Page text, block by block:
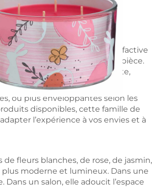
3 Avis clients
maison
de la maison. Cette famille olfactive
et de féminité à chaque pièce.
une atmosphère accueillante,
ou plus enveloppantes selon les
disponibles, cette famille de
l’expérience à vos envies et à
fleurs blanches, de rose, de jasmin,
moderne et lumineux. Dans une
un salon, elle adoucit l’espace